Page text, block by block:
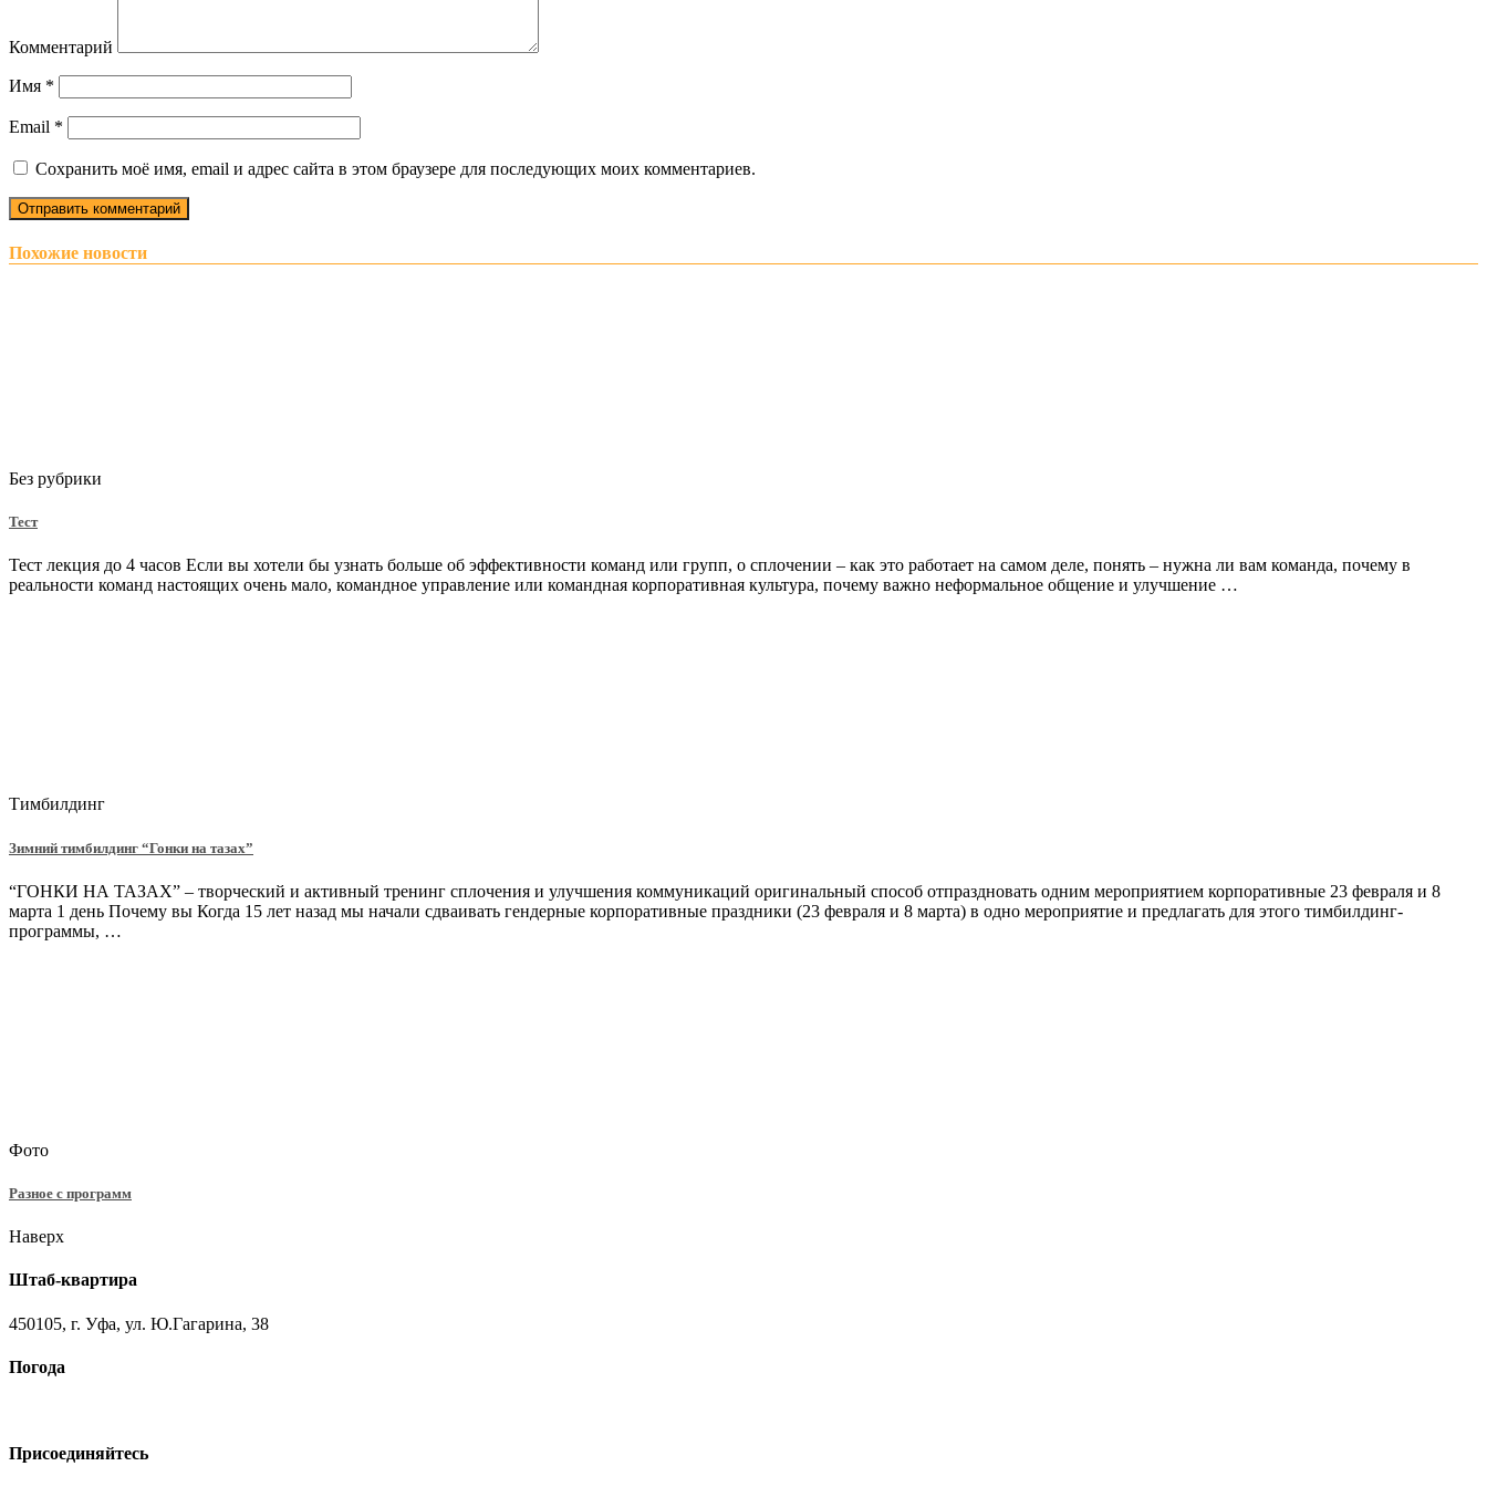
Комментарий
Имя *
Email *
Сохранить моё имя, email и адрес сайта в этом браузере для последующих моих комментариев.
Похожие новости
Без рубрики
Тест
Тест лекция до 4 часов Если вы хотели бы узнать больше об эффективности команд или групп, о сплочении – как это работает на самом деле, понять – нужна ли вам команда, почему в
реальности команд настоящих очень мало, командное управление или командная корпоративная культура, почему важно неформальное общение и улучшение …
Тимбилдинг
Зимний тимбилдинг “Гонки на тазах”
“ГОНКИ НА ТАЗАХ” – творческий и активный тренинг сплочения и улучшения коммуникаций оригинальный способ отпраздновать одним мероприятием корпоративные 23 февраля и 8
марта 1 день Почему вы Когда 15 лет назад мы начали сдваивать гендерные корпоративные праздники (23 февраля и 8 марта) в одно мероприятие и предлагать для этого тимбилдинг-
программы, …
Фото
Разное с программ
Наверх
Штаб-квартира
450105, г. Уфа, ул. Ю.Гагарина, 38
Погода
Присоединяйтесь